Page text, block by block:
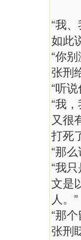
“我
如此
“你
张刑
“听
“我
又很
打死
“那
“我
文是
人。”
“那
张刑